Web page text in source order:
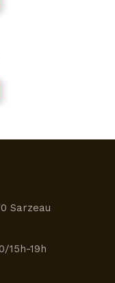
choisies
Sarzeau
15h-19h